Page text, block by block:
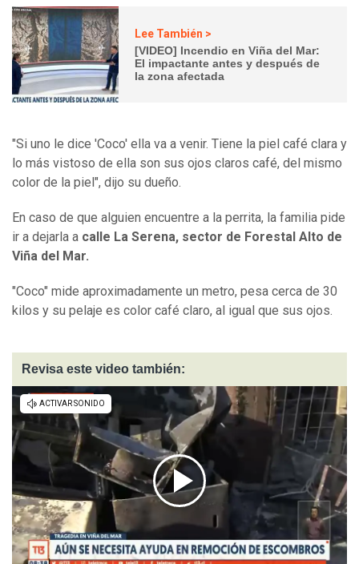
Lee También >
[VIDEO] Incendio en Viña del Mar:
El impactante antes y después de
la zona afectada
"Si uno le dice 'Coco' ella va a venir. Tiene la piel café clara y
lo más vistoso de ella son sus ojos claros café, del mismo
color de la piel", dijo su dueño.
En caso de que alguien encuentre a la perrita, la familia pide
ir a dejarla a calle La Serena, sector de Forestal Alto de
Viña del Mar.
"Coco" mide aproximadamente un metro, pesa cerca de 30
kilos y su pelaje es color café claro, al igual que sus ojos.
Revisa este video también: